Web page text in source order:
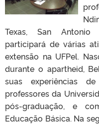
Texas, San Antonio
participará de várias
extensão na UFPel.
durante o apartheid,
suas experiências
professores da
pós-graduação, e
Educação Básica. Na